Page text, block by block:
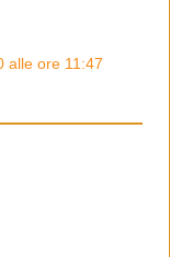
alle ore 11:47